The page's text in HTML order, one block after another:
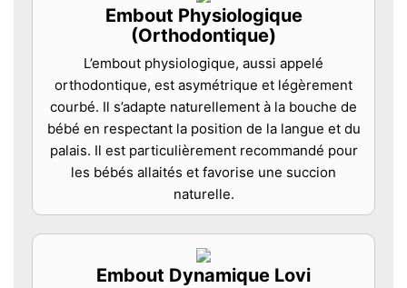
Embout Physiologique
(Orthodontique)
L’embout physiologique, aussi appelé
orthodontique, est asymétrique et légèrement
courbé. Il s’adapte naturellement à la bouche de
bébé en respectant la position de la langue et du
palais. Il est particulièrement recommandé pour
les bébés allaités et favorise une succion
naturelle.
Embout Dynamique Lovi